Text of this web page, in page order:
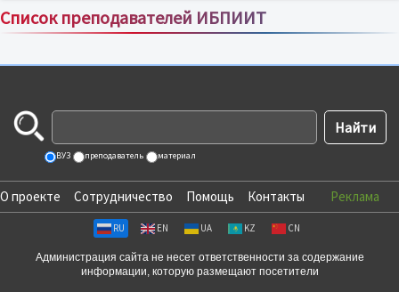
Список преподавателей ИБПИИТ
Сортировка по:имени;рейтингу;отзывам
ВУЗ преподаватель материал
О проекте Сотрудничество Помощь Контакты Реклама
RU EN UA KZ CN
Администрация сайта не несет ответственности за содержание
информации, которую размещают посетители